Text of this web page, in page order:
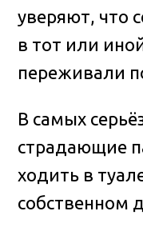
уверяют, что
в тот или
переживали
В самых
страдающие
ходить в
собственном